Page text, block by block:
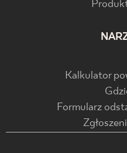
Kalkulator
Formularz